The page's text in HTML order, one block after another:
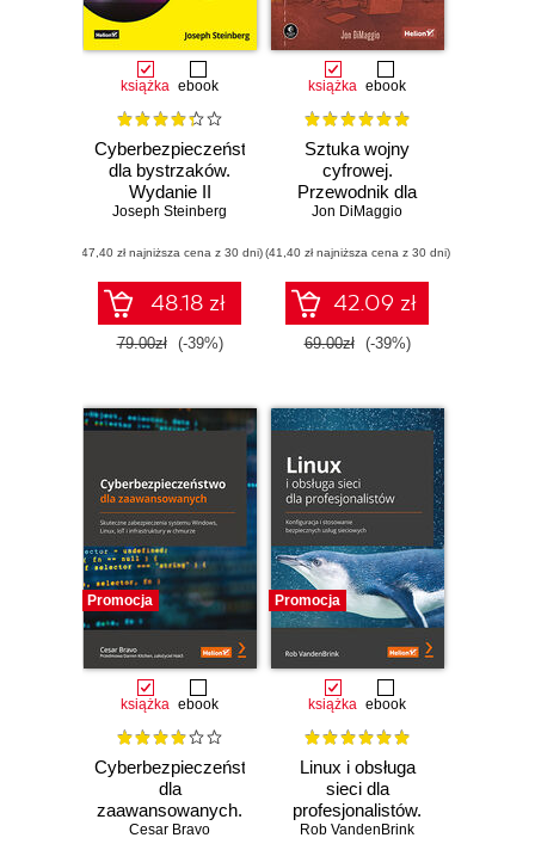
książka ebook
Cyberbezpieczeństwo
dla bystrzaków.
Wydanie II
Joseph Steinberg
(47,40 zł najniższa cena z 30 dni)
48.18 zł
79.00zł (-39%)
książka ebook
Sztuka wojny
cyfrowej.
Przewodnik dla
śledczego po
oprogramowaniu
ransomware i
cyberprzestępczości
zorganizowanej
Jon DiMaggio
(41,40 zł najniższa cena z 30 dni)
42.09 zł
69.00zł (-39%)
Promocja
książka ebook
Cyberbezpieczeństwo
dla
zaawansowanych.
Skuteczne
Cesar Bravo
Promocja
książka ebook
Linux i obsługa
sieci dla
profesjonalistów.
Konfiguracja i
Rob VandenBrink